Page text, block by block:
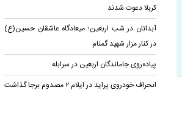
کربلا دعوت شدند
آبدانان در شب اربعین؛ میعادگاه عاشقان حسین(ع)
در کنار مزار شهید گمنام
پیاده‌روی جاماندگان اربعین در سرابله
انحراف خودروی پراید در ایلام ۲ مصدوم برجا گذاشت